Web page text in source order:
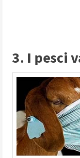
3. I pesci